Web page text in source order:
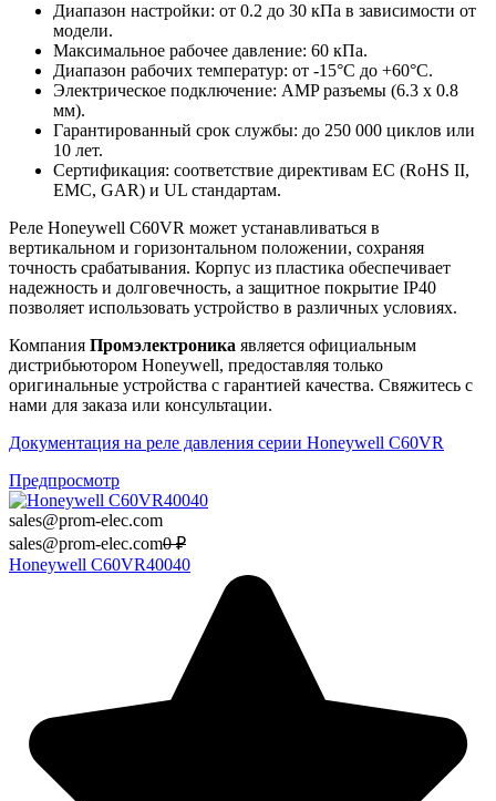
Диапазон настройки: от 0.2 до 30 кПа в зависимости от
модели.
Максимальное рабочее давление: 60 кПа.
Диапазон рабочих температур: от -15°C до +60°C.
Электрическое подключение: AMP разъемы (6.3 x 0.8
мм).
Гарантированный срок службы: до 250 000 циклов или
10 лет.
Сертификация: соответствие директивам ЕС (RoHS II,
EMC, GAR) и UL стандартам.
Реле Honeywell C60VR может устанавливаться в
вертикальном и горизонтальном положении, сохраняя
точность срабатывания. Корпус из пластика обеспечивает
надежность и долговечность, а защитное покрытие IP40
позволяет использовать устройство в различных условиях.
Компания Промэлектроника является официальным
дистрибьютором Honeywell, предоставляя только
оригинальные устройства с гарантией качества. Свяжитесь с
нами для заказа или консультации.
Документация на реле давления серии Honeywell C60VR
Предпросмотр
sales@prom-elec.com
sales@prom-elec.com0 ₽
Honeywell C60VR40040